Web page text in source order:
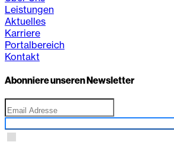
Leistungen
Aktuelles
Karriere
Portalbereich
Kontakt
Abonniere unseren Newsletter